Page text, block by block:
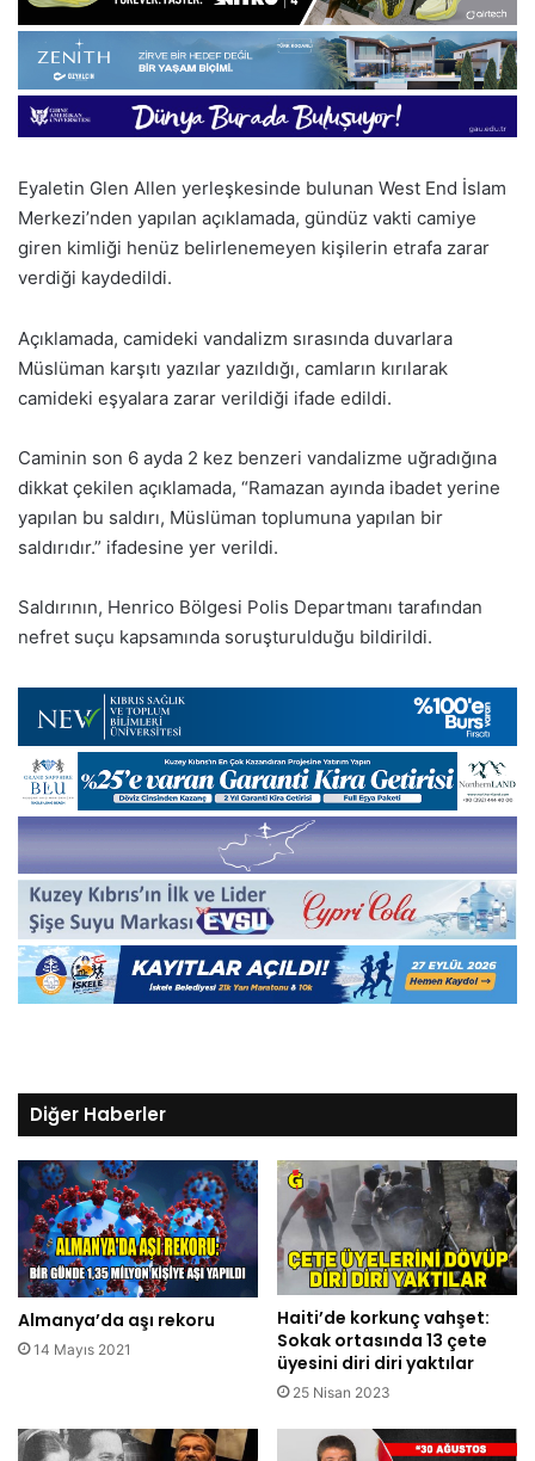
Eyaletin Glen Allen yerleşkesinde bulunan West End İslam
Merkezi’nden yapılan açıklamada, gündüz vakti camiye
giren kimliği henüz belirlenemeyen kişilerin etrafa zarar
verdiği kaydedildi.
Açıklamada, camideki vandalizm sırasında duvarlara
Müslüman karşıtı yazılar yazıldığı, camların kırılarak
camideki eşyalara zarar verildiği ifade edildi.
Caminin son 6 ayda 2 kez benzeri vandalizme uğradığına
dikkat çekilen açıklamada, “Ramazan ayında ibadet yerine
yapılan bu saldırı, Müslüman toplumuna yapılan bir
saldırıdır.” ifadesine yer verildi.
Saldırının, Henrico Bölgesi Polis Departmanı tarafından
nefret suçu kapsamında soruşturulduğu bildirildi.
Diğer Haberler
Almanya’da aşı rekoru
14 Mayıs 2021
Haiti’de korkunç vahşet:
Sokak ortasında 13 çete
üyesini diri diri yaktılar
25 Nisan 2023